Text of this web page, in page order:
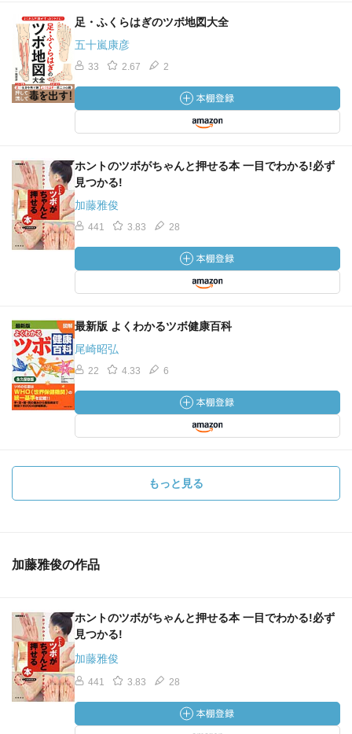
足・ふくらはぎのツボ地図大全
五十嵐康彦
33 2.67 2
ホントのツボがちゃんと押せる本 一目でわかる!必ず
見つかる!
加藤雅俊
441 3.83 28
最新版 よくわかるツボ健康百科
尾崎昭弘
22 4.33 6
もっと見る
加藤雅俊の作品
ホントのツボがちゃんと押せる本 一目でわかる!必ず
見つかる!
加藤雅俊
441 3.83 28